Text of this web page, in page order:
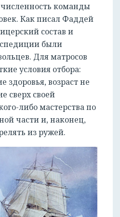
команды
Как писал Фаддей
состав и
были
Для матросов
условия отбора:
здоровья, возраст не
сверх своей
либо мастерства по
части и, наконец,
из ружей.